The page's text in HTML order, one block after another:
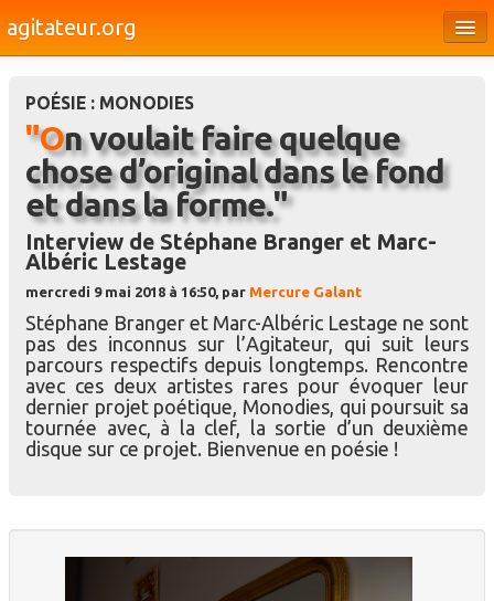
agitateur.org
Bourges & le Cher
Société
Culture
Médias
Brèves
POÉSIE : MONODIES
"On voulait faire quelque
chose d’original dans le fond
et dans la forme."
Interview de Stéphane Branger et Marc-
Albéric Lestage
mercredi 9 mai 2018 à 16:50, par Mercure Galant
Stéphane Branger et Marc-Albéric Lestage ne sont
pas des inconnus sur l’Agitateur, qui suit leurs
parcours respectifs depuis longtemps. Rencontre
avec ces deux artistes rares pour évoquer leur
dernier projet poétique, Monodies, qui poursuit sa
tournée avec, à la clef, la sortie d’un deuxième
disque sur ce projet. Bienvenue en poésie !